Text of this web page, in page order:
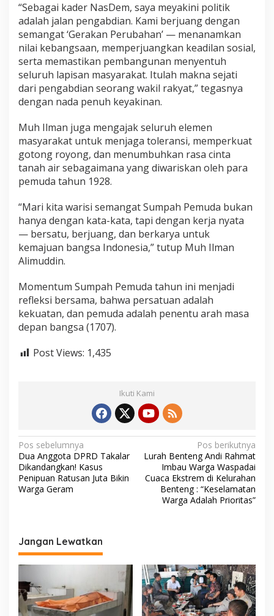
“Sebagai kader NasDem, saya meyakini politik
adalah jalan pengabdian. Kami berjuang dengan
semangat ‘Gerakan Perubahan’ — menanamkan
nilai kebangsaan, memperjuangkan keadilan sosial,
serta memastikan pembangunan menyentuh
seluruh lapisan masyarakat. Itulah makna sejati
dari pengabdian seorang wakil rakyat,” tegasnya
dengan nada penuh keyakinan.
Muh Ilman juga mengajak seluruh elemen
masyarakat untuk menjaga toleransi, memperkuat
gotong royong, dan menumbuhkan rasa cinta
tanah air sebagaimana yang diwariskan oleh para
pemuda tahun 1928.
“Mari kita warisi semangat Sumpah Pemuda bukan
hanya dengan kata-kata, tapi dengan kerja nyata
— bersatu, berjuang, dan berkarya untuk
kemajuan bangsa Indonesia,” tutup Muh Ilman
Alimuddin.
Momentum Sumpah Pemuda tahun ini menjadi
refleksi bersama, bahwa persatuan adalah
kekuatan, dan pemuda adalah penentu arah masa
depan bangsa (1707).
Post Views: 1,435
Ikuti Kami
N
a
v
i
a
s
i
p
o
Pos sebelumnya
Dua Anggota DPRD Takalar
Dikandangkan! Kasus
Penipuan Ratusan Juta Bikin
Warga Geram
Pos berikutnya
Lurah Benteng Andi Rahmat
Imbau Warga Waspadai
Cuaca Ekstrem di Kelurahan
Benteng : “Keselamatan
Warga Adalah Prioritas”
Jangan Lewatkan